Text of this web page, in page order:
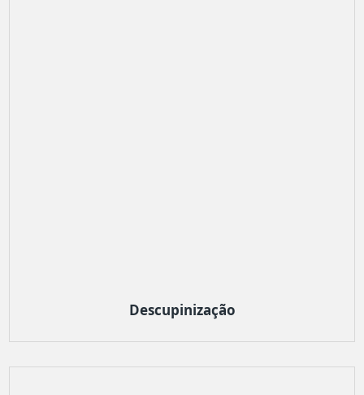
Descupinização